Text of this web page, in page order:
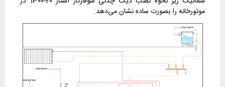
موتورخانه را بصورت ساده نشان می‌دهد.